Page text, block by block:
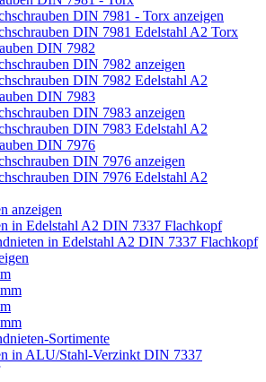
DIN 7981 - Torx anzeigen
DIN 7981 Edelstahl A2 Torx
DIN 7982
DIN 7982 anzeigen
DIN 7982 Edelstahl A2
DIN 7983
DIN 7983 anzeigen
DIN 7983 Edelstahl A2
DIN 7976
DIN 7976 anzeigen
DIN 7976 Edelstahl A2
anzeigen
in Edelstahl A2 DIN 7337 Flachkopf
in Edelstahl A2 DIN 7337 Flachkopf
Sortimente
in ALU/Stahl-Verzinkt DIN 7337